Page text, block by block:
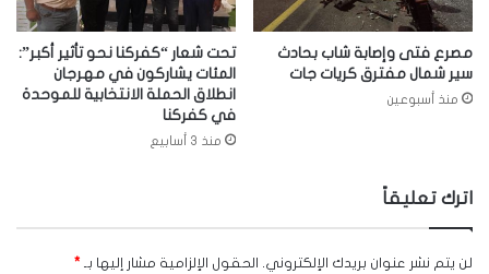
مصرع فتى وإصابة شاب بحادث
سير شمال مفترق كريات جات
منذ أسبوعين
تحت شعار “كفركنا نحو تأثير أكبر”:
المئات يشاركون في مهرجان
انطلاق الحملة الانتخابية للموحدة
في كفركنا
منذ 3 أسابيع
اترك تعليقاً
لن يتم نشر عنوان بريدك الإلكتروني. الحقول الإلزامية مشار إليها بـ *